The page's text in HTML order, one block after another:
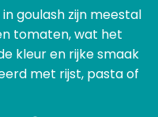
goulash zijn meestal
tomaten, wat het
kleur en rijke smaak
met rijst, pasta of